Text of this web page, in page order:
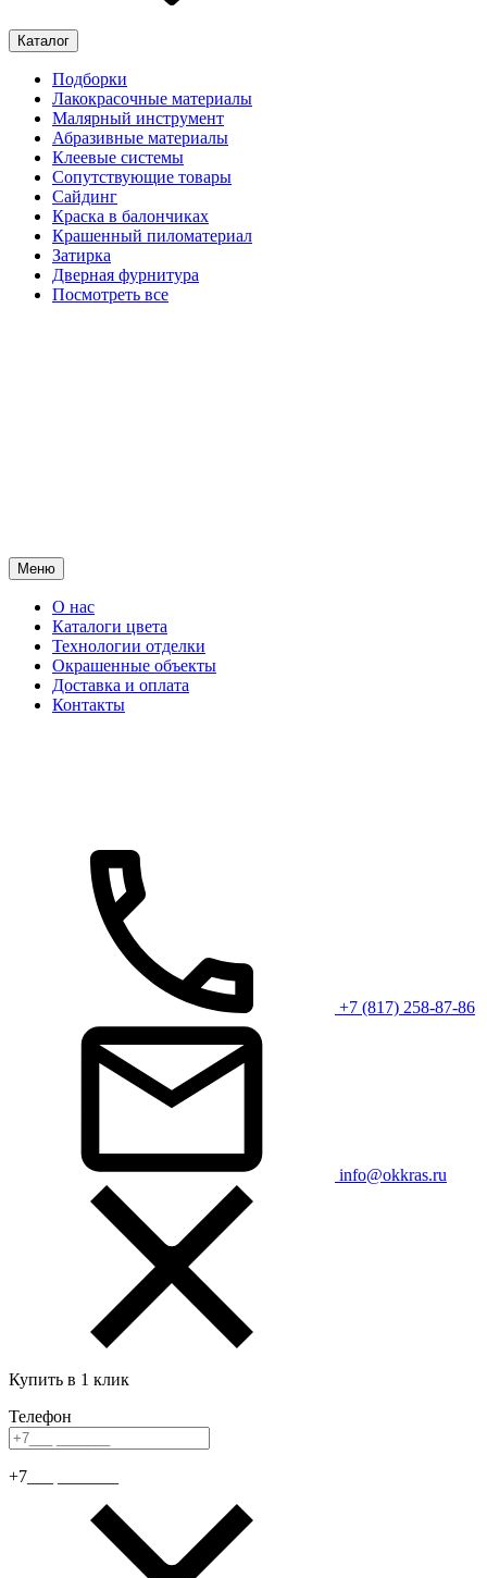
Каталог
Подборки
Лакокрасочные материалы
Малярный инструмент
Абразивные материалы
Клеевые системы
Сопутствующие товары
Сайдинг
Краска в балончиках
Крашенный пиломатериал
Затирка
Дверная фурнитура
Посмотреть все
Меню
О нас
Каталоги цвета
Технологии отделки
Окрашенные объекты
Доставка и оплата
Контакты
+7 (817) 258-87-86
info@okkras.ru
Купить в 1 клик
Телефон
+7___ _______